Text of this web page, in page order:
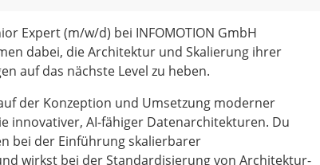
Expert (m/w/d) bei INFOMOTION GmbH
dabei, die Architektur und Skalierung ihrer
auf das nächste Level zu heben.
der Konzeption und Umsetzung moderner
innovativer, AI-fähiger Datenarchitekturen. Du
bei der Einführung skalierbarer
wirkst bei der Standardisierung von Architektur-